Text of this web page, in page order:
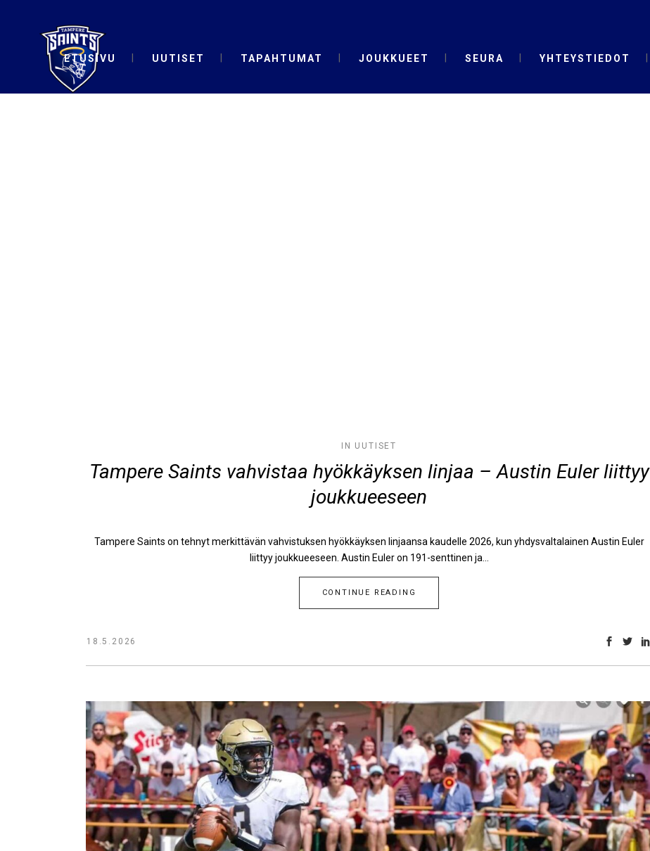
ETUSIVU UUTISET TAPAHTUMAT JOUKKUEET SEURA YHTEYSTIEDOT
IN UUTISET
Tampere Saints vahvistaa hyökkäyksen linjaa – Austin Euler liittyy
joukkueeseen
Tampere Saints on tehnyt merkittävän vahvistuksen hyökkäyksen linjaansa kaudelle 2026, kun yhdysvaltalainen Austin Euler
liittyy joukkueeseen. Austin Euler on 191-senttinen ja...
CONTINUE READING
18.5.2026